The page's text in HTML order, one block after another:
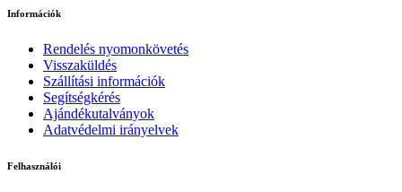
Információk
Rendelés nyomonkövetés
Visszaküldés
Szállítási információk
Segítségkérés
Ajándékutalványok
Adatvédelmi irányelvek
Felhasználói